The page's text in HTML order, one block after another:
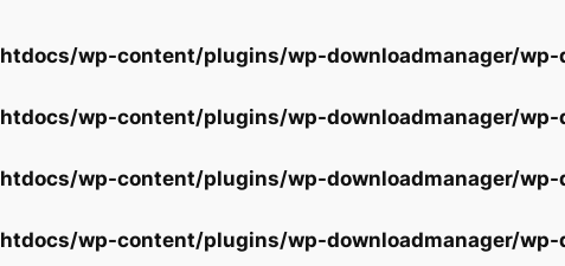
wp-content/plugins/wp-downloadmanager/wp-
wp-content/plugins/wp-downloadmanager/wp-
wp-content/plugins/wp-downloadmanager/wp-
wp-content/plugins/wp-downloadmanager/wp-